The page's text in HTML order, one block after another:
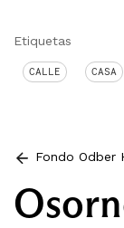
Etiquetas
CALLE CASA
Fondo Odber